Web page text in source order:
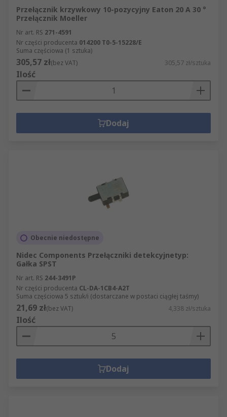
Przełącznik krzywkowy 10-pozycyjny Eaton 20 A 30 °
Przełącznik Moeller
Nr art. RS 271-4591
Nr części producenta 014200 T0-5-15228/E
Suma częściowa (1 sztuka)
305,57 zł(bez VAT) 305,57 zł/sztuka
Ilość
Dodaj
Obecnie niedostępne
Nidec Components Przełączniki detekcyjnetyp:
Gałka SPST
Nr art. RS 244-3491P
Nr części producenta CL-DA-1CB4-A2T
Suma częściowa 5 sztuk/i (dostarczane w postaci ciągłej taśmy)
21,69 zł(bez VAT) 4,338 zł/sztuka
Ilość
Dodaj